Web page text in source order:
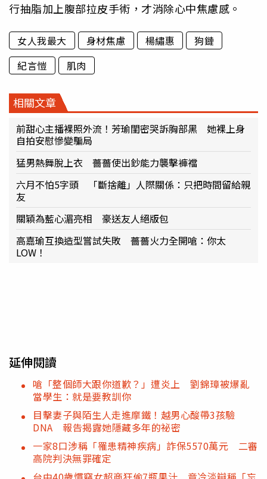
行抽脂加上腹部拉皮手術，才消除心中焦慮感。
女人我最大 身材焦慮 楊繡惠
狗鏈
紀言愷
肌肉
相關文章
前甜心主播裸照外流！芳瑜閨密哭訴胸部黑 她裸上身
自拍安慰慘變騙局
猛男熱舞脫上衣 薔薔使出鈔能力襲擊褲襠
六月不怕5字頭 「斷捨離」人際關係：只把時間留給親
友
關穎為藍心湄亮相 豪送友人絕版包
高嘉瑜互換造型嘗試失敗 薔薔火力全開嗆：你太
LOW！
延伸閱讀
嗆「整個師大跟你道歉？」遭炎上 劉錦璋被爆亂
當學生：就是要教訓你
目擊妻子與陌生人走進摩鐵！越男心酸帶3孩驗
DNA 報告揭露她隱藏多年的祕密
一家8口涉稱「罹患精神疾病」詐保5570萬元 二審
高院判決無罪確定